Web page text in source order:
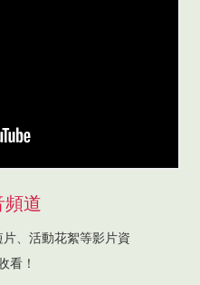
頻道
、活動花絮等影片資
看！